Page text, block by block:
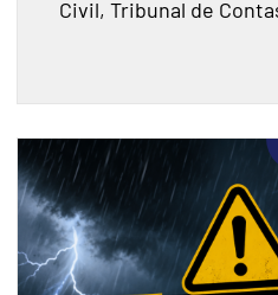
Civil, Tribunal de